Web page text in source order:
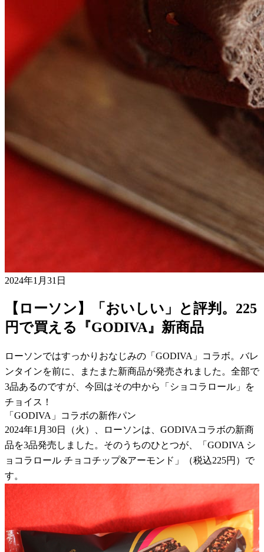
2024年1月31日
【ローソン】「おいしい」と評判。225
円で買える『GODIVA』新商品
ローソンではすっかりおなじみの「GODIVA」コラボ。バレ
ンタインを前に、またまた新商品が発売されました。全部で
3品あるのですが、今回はその中から「ショコラロール」を
チョイス！
「GODIVA」コラボの新作パン
2024年1月30日（火）、ローソンは、GODIVAコラボの新商
品を3品発売しました。そのうちのひとつが、「GODIVA シ
ョコラロール チョコチップ&アーモンド」（税込225円）で
す。